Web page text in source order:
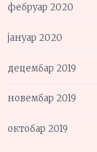
фебруар 2020
јануар 2020
децембар 2019
новембар 2019
октобар 2019